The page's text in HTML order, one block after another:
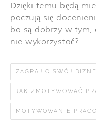
Dzięki temu będą
poczują się
bo są dobrzy w tym,
nie wykorzystać?
ZAGRAJ O SWÓJ
JAK ZMOTYWOWAĆ
MOTYWOWANIE